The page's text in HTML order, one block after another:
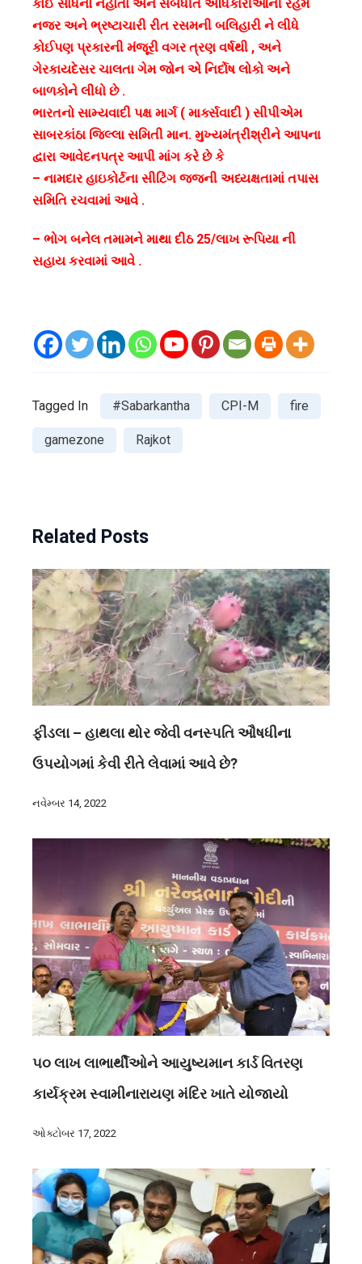
ન્યાયની
માગણી
કરી
કોઈ સાધનો નહોતા અને સંબંધીત અધિકારીઓની રહેમ
નજર અને ભ્રષ્ટાચારી રીત રસમની બલિહારી ને લીધે
કોઈપણ પ્રકારની મંજૂરી વગર ત્રણ વર્ષથી , અને
ગેરકાયદેસર ચાલતા ગેમ જોન એ નિર્દોષ લોકો અને
બાળકોને લીધો છે .
ભારતનો સામ્યવાદી પક્ષ માર્ગ ( માર્ક્સવાદી ) સીપીએમ
સાબરકાંઠા જિલ્લા સમિતી માન. મુખ્યમંત્રીશ્રીને આપના
દ્વારા આવેદનપત્ર આપી માંગ કરે છે કે
– નામદાર હાઇકોર્ટના સીટિંગ જજની અધ્યક્ષતામાં તપાસ
સમિતિ રચવામાં આવે .
– ભોગ બનેલ તમામને માથા દીઠ 25/લાખ રૂપિયા ની
સહાય કરવામાં આવે .
Tagged In #Sabarkantha CPI-M fire
gamezone Rajkot
Related Posts
ફીંડલા – હાથલા થોર જેવી વનસ્પતિ ઔષધીના
ઉપયોગમાં કેવી રીતે લેવામાં આવે છે?
નવેમ્બર 14, 2022
૫૦ લાખ લાભાર્થીઓને આયુષ્યમાન કાર્ડ વિતરણ
કાર્યક્રમ સ્વામીનારાયણ મંદિર ખાતે યોજાયો
ઓક્ટોબર 17, 2022